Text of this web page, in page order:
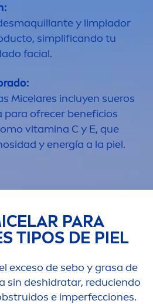
y limpiador
simplificando tu
facial.
Micelares incluyen sueros
para ofrecer beneficios
vitamina C y E, que
y energía a la piel.
PARA
TIPOS DE PIEL
exceso de sebo y grasa de
sin deshidratar, reduciendo
e imperfecciones.